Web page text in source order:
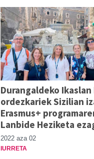
Durangaldeko
ordezkariek Sizilian
Erasmus+
Lanbide Heziketa
2022 aza 02
IURRETA